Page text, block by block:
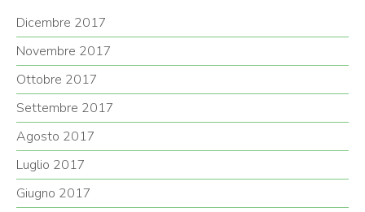
Dicembre 2017
Novembre 2017
Ottobre 2017
Settembre 2017
Agosto 2017
Luglio 2017
Giugno 2017